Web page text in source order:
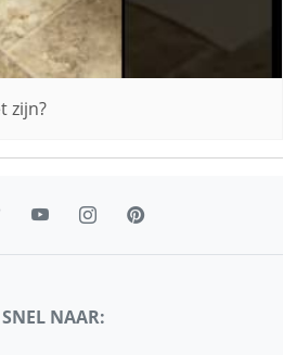
zijn?
SNEL NAAR: